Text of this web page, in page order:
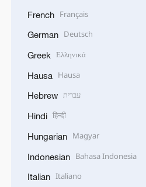
French Français
German Deutsch
Greek Ελληνικά
Hausa Hausa
Hebrew עברית
Hindi हिन्दी
Hungarian Magyar
Indonesian Bahasa Indonesia
Italian Italiano